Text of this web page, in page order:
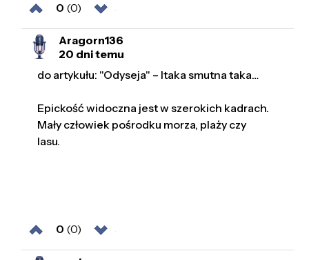
0 (0)
Aragorn136
20 dni temu
do artykułu: "Odyseja" – Itaka smutna taka…
Epickość widoczna jest w szerokich kadrach.
Mały człowiek pośrodku morza, plaży czy
lasu.
0 (0)